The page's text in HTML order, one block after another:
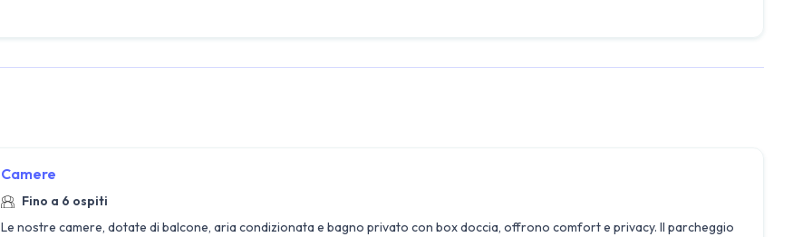
Camere
Fino a 6 ospiti
Le nostre camere, dotate di balcone, aria condizionata e bagno privato con box doccia, offrono comfort e privacy. Il parcheggio